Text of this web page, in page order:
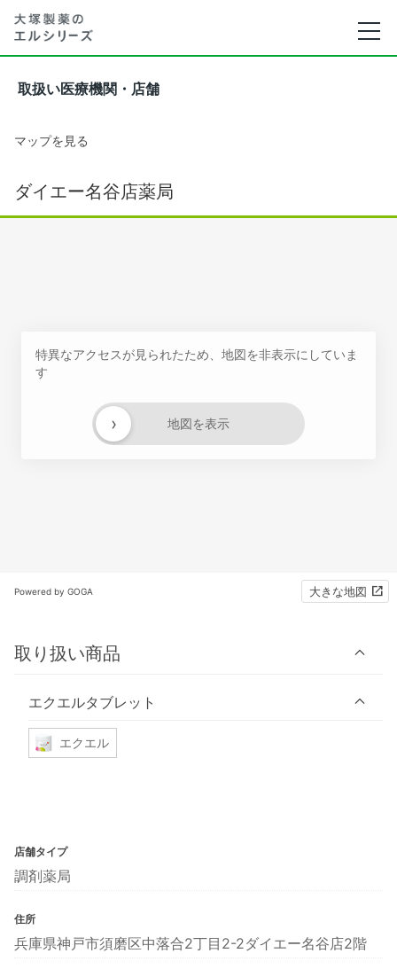
取扱い医療機関・店舗
マップを見る
ダイエー名谷店薬局
特異なアクセスが見られたため、地図を非表示にしていま
す
地図を表示
›
Powered by GOGA 大きな地図
取り扱い商品
エクエルタブレット
エクエル
店舗タイプ
調剤薬局
住所
兵庫県神戸市須磨区中落合2丁目2-2ダイエー名谷店2階